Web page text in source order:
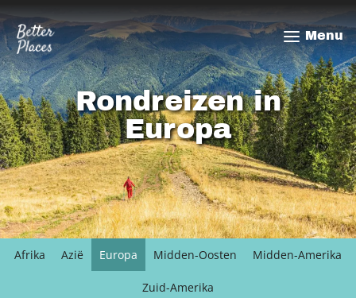
Overslaan
en
naar
de
inhoud
gaan
Rondreizen in
Europa
Menu
Afrika Azië Europa Midden-Oosten Midden-Amerika
Zuid-Amerika